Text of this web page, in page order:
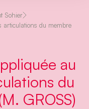
Sohier
articulations du membre
au
du
GROSS)